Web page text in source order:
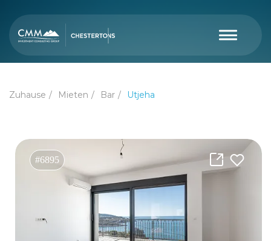
Zuhause Mieten Bar Utjeha
#6895